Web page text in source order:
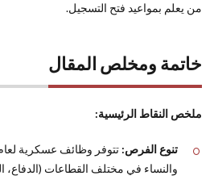
من يعلم بمواعيد فتح التسجيل.
خاتمة ومخلص المقال
ملخص النقاط الرئيسية:
تنوع الفرص:
والنساء في مختلف القطاعات (الدفاع،